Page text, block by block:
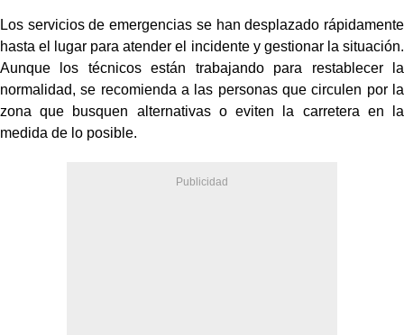
Los servicios de emergencias se han desplazado rápidamente
hasta el lugar para atender el incidente y gestionar la situación.
Aunque los técnicos están trabajando para restablecer la
normalidad, se recomienda a las personas que circulen por la
zona que busquen alternativas o eviten la carretera en la
medida de lo posible.